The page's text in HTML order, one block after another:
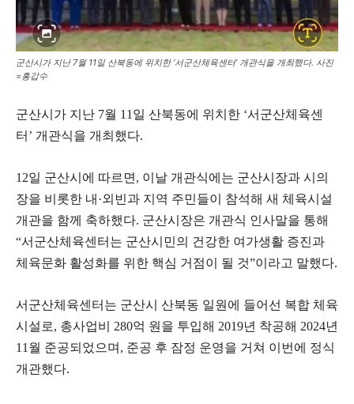
군산시가 지난 7월 11일 산북동에 위치한 ‘서군산체육센터’ 개관식을 개최했다. 사진
=홍갑수
군산시가 지난 7월 11일 산북동에 위치한 ‘서군산체육센
터’ 개관식을 개최했다.
12일 군산시에 따르면, 이날 개관식에는 군산시장과 시의
장을 비롯한 내·외빈과 지역 주민들이 참석해 새 체육시설
개관을 함께 축하했다. 군산시장은 개관식 인사말을 통해
“서군산체육센터는 군산시민의 건강한 여가생활 증진과
체육문화 활성화를 위한 핵심 거점이 될 것”이라고 말했다.
서군산체육센터는 군산시 산북동 일원에 들어선 복합 체육
시설로, 총사업비 280억 원을 투입해 2019년 착공해 2024년
11월 준공되었으며, 준공 후 잠정 운영을 거쳐 이번에 정식
개관했다.